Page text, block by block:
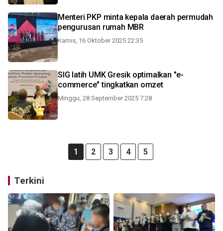
Menteri PKP minta kepala daerah permudah
pengurusan rumah MBR
Kamis, 16 Oktober 2025 22:35
SIG latih UMK Gresik optimalkan "e-
commerce" tingkatkan omzet
Minggu, 28 September 2025 7:28
1 2 3 4 5
Terkini